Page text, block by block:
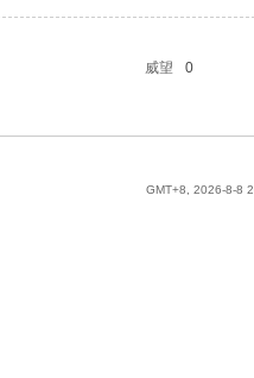
威望
0
GMT+8, 2026-8-8